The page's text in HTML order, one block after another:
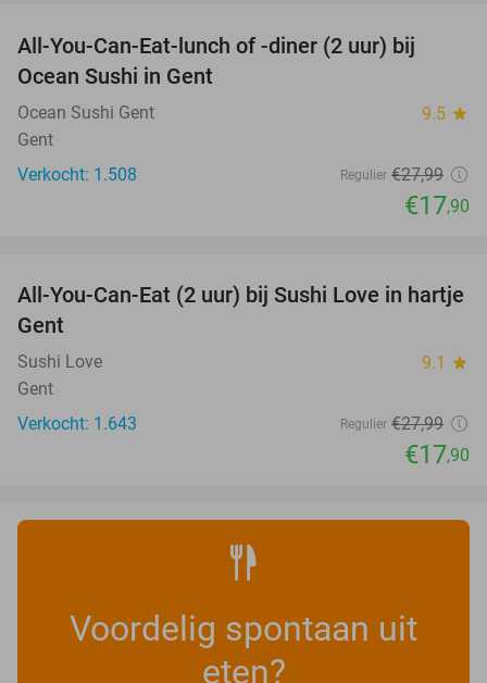
All-You-Can-Eat-lunch of -diner (2 uur) bij
Ocean Sushi in Gent
Ocean Sushi Gent 9.5 star
Gent
Verkocht: 1.508
Regulier €27,99
€17,90
36%
All-You-Can-Eat (2 uur) bij Sushi Love in hartje
Gent
Sushi Love 9.1 star
Gent
Verkocht: 1.643
Regulier €27,99
€17,90
Voordelig spontaan uit
eten?